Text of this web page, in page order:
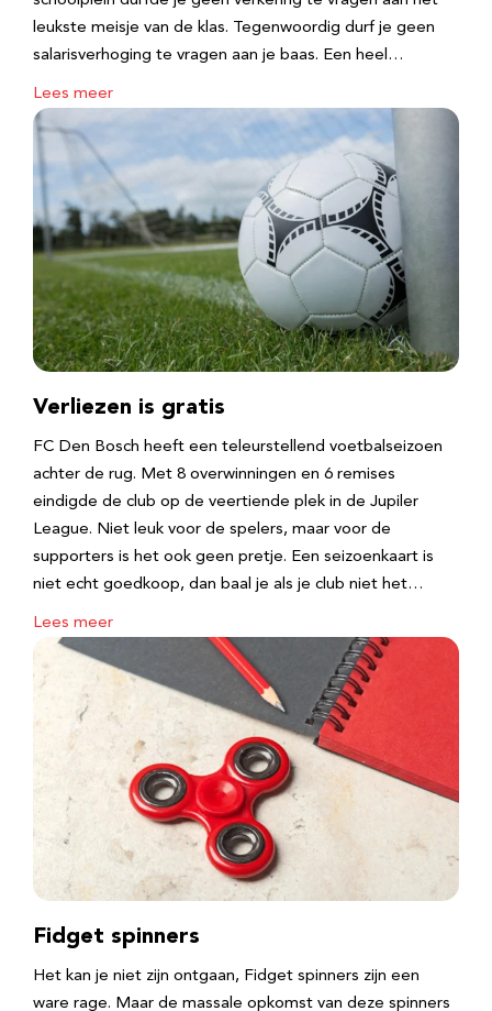
leukste meisje van de klas. Tegenwoordig durf je geen
salarisverhoging te vragen aan je baas. Een heel…
Lees meer
Verliezen is gratis
FC Den Bosch heeft een teleurstellend voetbalseizoen
achter de rug. Met 8 overwinningen en 6 remises
eindigde de club op de veertiende plek in de Jupiler
League. Niet leuk voor de spelers, maar voor de
supporters is het ook geen pretje. Een seizoenkaart is
niet echt goedkoop, dan baal je als je club niet het…
Lees meer
Fidget spinners
Het kan je niet zijn ontgaan, Fidget spinners zijn een
ware rage. Maar de massale opkomst van deze spinners